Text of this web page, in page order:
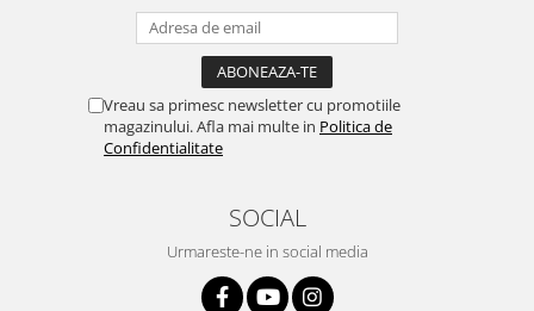
Vreau sa primesc newsletter cu promotiile
magazinului. Afla mai multe in Politica de
Confidentialitate
SOCIAL
Urmareste-ne in social media